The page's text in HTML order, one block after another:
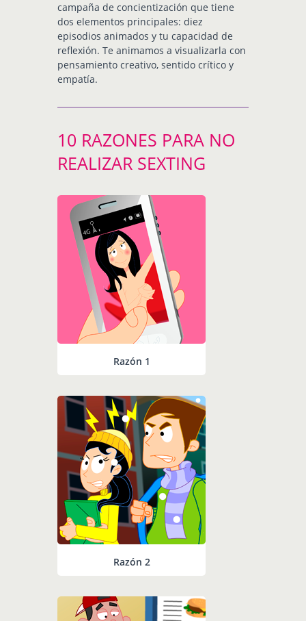
campaña de concientización que tiene
dos elementos principales: diez
episodios animados y tu capacidad de
reflexión. Te animamos a visualizarla con
pensamiento creativo, sentido crítico y
empatía.
10 RAZONES PARA NO
REALIZAR SEXTING
Razón 1
Razón 2